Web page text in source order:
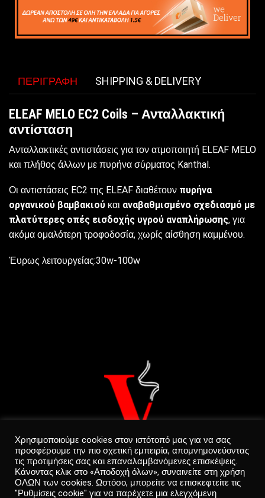
ΠΕΡΙΓΡΑΦΉ SHIPPING & DELIVERY
ELEAF MELO EC2 Coils – Ανταλλακτική
αντίσταση
Ανταλλακτικές αντιστάσεις για τον ατμοποιητή ELEAF MELO
και πλήθος άλλων με πυρήνα σύρματος Kanthal.
Οι αντιστάσεις EC2 της ELEAF διαθέτουν πυρήνα
οργανικού βαμβακιού και αναβαθμισμένο σχεδιασμό με
πλατύτερες οπές εισδοχής υγρού αναπλήρωσης, για
ακόμα ομαλότερη τροφοδοσία, χωρίς αίσθηση καμμένου.
Έυρως λειτουργείας:30w-100w
Χρησιμοποιούμε cookies στον ιστότοπό μας για να σας
προσφέρουμε την πιο σχετική εμπειρία, απομνημονεύοντας
τις προτιμήσεις σας και επαναλαμβανόμενες επισκέψεις.
Κάνοντας κλικ στο «Αποδοχή όλων», συναινείτε στη χρήση
ΟΛΩΝ των cookies. Ωστόσο, μπορείτε να επισκεφτείτε τις
"Ρυθμίσεις cookie" για να παρέχετε μια ελεγχόμενη